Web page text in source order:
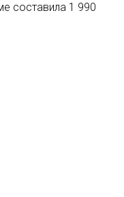
составила 1 990